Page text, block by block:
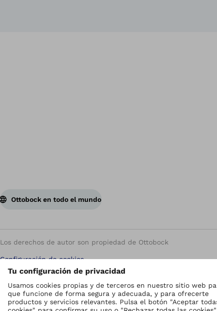
Ottobock en todo el mundo
Los derechos de autor son propiedad de Ottobock
Configuración de cookies
Política de privacidad
Condiciones de uso
Aviso legal